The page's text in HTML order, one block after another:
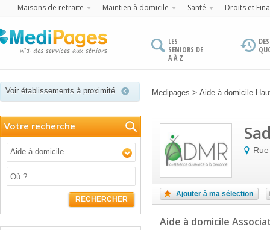
Maisons de retraite Maintien à domicile Santé Droits et
LES
SENIORS DE
A À Z
Voir établissements à proximité Medipages > Aide à domicile
Votre recherche
Aide à domicile
RECHERCHER
Ajouter à ma sélection
Aide à domicile